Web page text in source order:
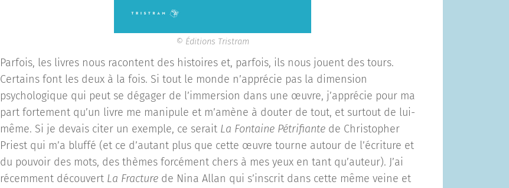
© Éditions Tristram
Parfois, les livres nous racontent des histoires et, parfois, ils nous jouent des tours.
Certains font les deux à la fois. Si tout le monde n’apprécie pas la dimension
psychologique qui peut se dégager de l’immersion dans une œuvre, j’apprécie pour ma
part fortement qu’un livre me manipule et m’amène à douter de tout, et surtout de lui-
même. Si je devais citer un exemple, ce serait La Fontaine Pétrifiante de Christopher
Priest qui m’a bluffé (et ce d’autant plus que cette œuvre tourne autour de l’écriture et
du pouvoir des mots, des thèmes forcément chers à mes yeux en tant qu’auteur). J’ai
récemment découvert La Fracture de Nina Allan qui s’inscrit dans cette même veine et